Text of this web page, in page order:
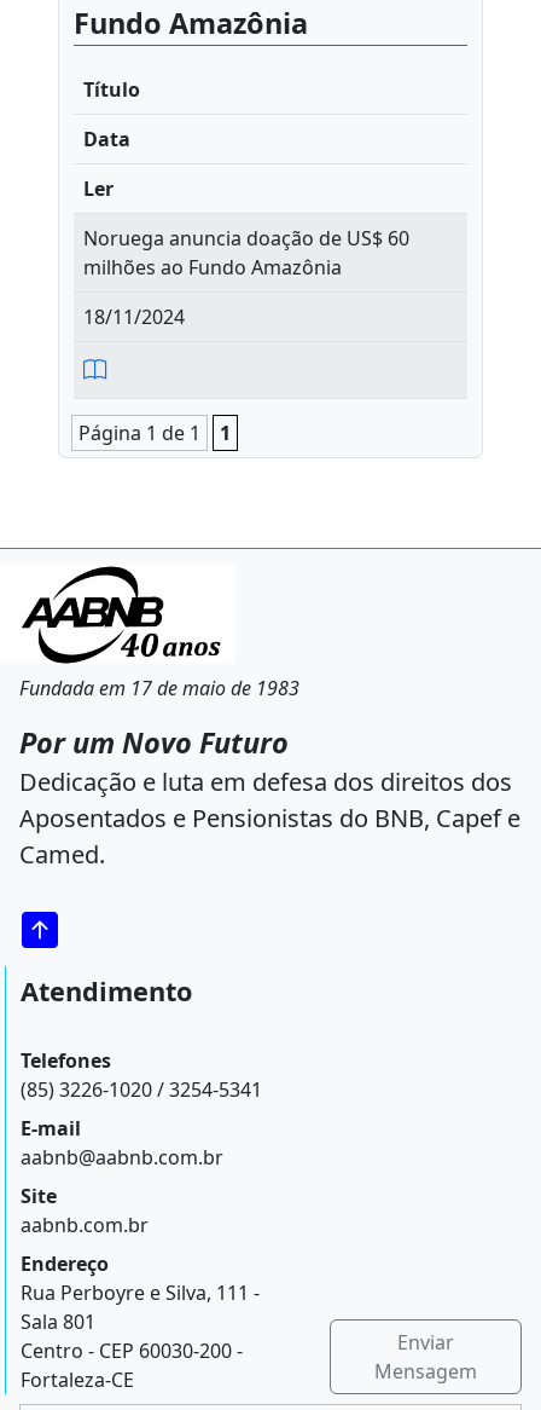
Fundo Amazônia
Título
Data
Ler
Noruega anuncia doação de US$ 60
milhões ao Fundo Amazônia
18/11/2024
Página 1 de 1 1
Fundada em 17 de maio de 1983
Por um Novo Futuro
Dedicação e luta em defesa dos direitos dos
Aposentados e Pensionistas do BNB, Capef e
Camed.
Atendimento
Telefones
(85) 3226-1020 / 3254-5341
E-mail
aabnb@aabnb.com.br
Site
aabnb.com.br
Endereço
Rua Perboyre e Silva, 111 -
Sala 801
Centro - CEP 60030-200 -
Fortaleza-CE
Enviar
Mensagem